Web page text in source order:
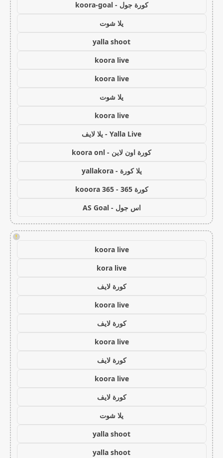
كورة جول - koora-goal
يلا شوت
yalla shoot
koora live
koora live
يلا شوت
koora live
Yalla Live - يلا لايف
كورة اون لاين - koora onl
يلا كورة - yallakora
كورة 365 - kooora 365
اس جول - AS Goal
!
koora live
kora live
كورة لايف
koora live
كورة لايف
koora live
كورة لايف
koora live
كورة لايف
يلا شوت
yalla shoot
yalla shoot